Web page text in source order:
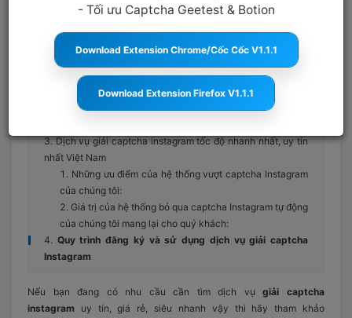
anticaptcha.top 18:14:44 22/09/2022 1419
MỤC LỤC
Giới thiệu về Instagram
Dịch vụ giải captcha instagram tốc độ nhanh nhất, uy tín
nhất Việt Nam
Những ưu điểm của hệ thống vượt captcha Instagram
của chúng tôi:
Giá trị của hệ thống bỏ qua captcha Instagram tự động
của chúng tôi mang lại cho quý khách:
Quy trình đăng ký và sử dụng dịch vụ giải captcha
Instagram
Nếu bạn đang có nhu cầu cần tìm dịch vụgiải captcha
instagram uy tín, giá rẻ, siêu nhanh vậy thì hãy tham khảo
- Tối ưu Captcha Geetest & Botion
Download Extension Chrome/Cốc Cốc V1.1.1
Download Extension Firefox V1.1.1